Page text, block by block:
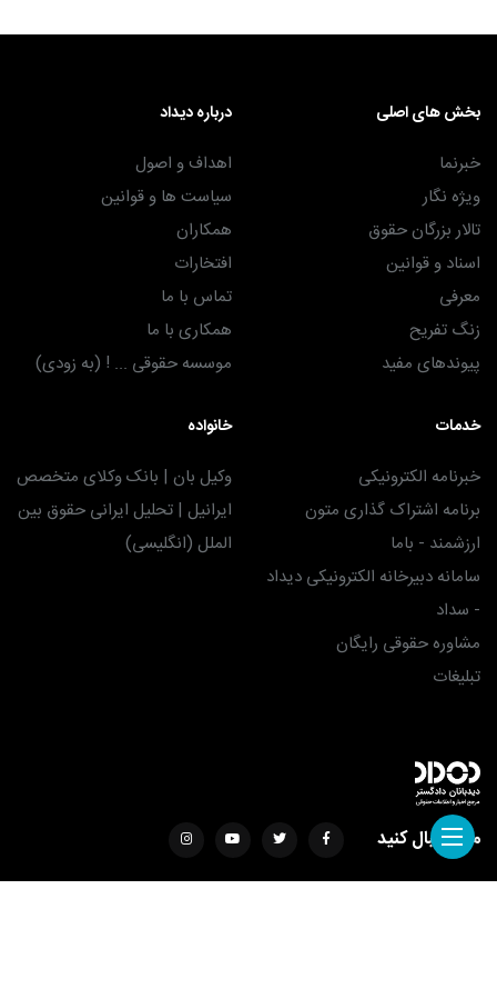
بخش های اصلی
خبرنما
ویژه نگار
تالار بزرگان حقوق
اسناد و قوانین
معرفی
زنگ تفریح
پیوندهای مفید
درباره دیداد
اهداف و اصول
سیاست ها و قوانین
همکاران
افتخارات
تماس با ما
همکاری با ما
موسسه حقوقی ... ! (به زودی)
خدمات
خبرنامه الکترونیکی
برنامه اشتراک گذاری متون
ارزشمند - باما
سامانه دبیرخانه الکترونیکی دیداد
- سداد
مشاوره حقوقی رایگان
تبلیغات
خانواده
وکیل بان | بانک وکلای متخصص
ایرانیل | تحلیل ایرانی حقوق بین
الملل (انگلیسی)
ما را دنبال کنید